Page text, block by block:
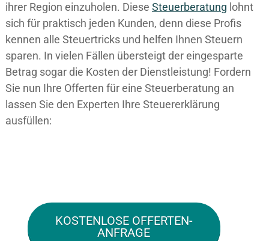
ihrer Region einzuholen. Diese Steuerberatung lohnt
sich für praktisch jeden Kunden, denn diese Profis
kennen alle Steuertricks und helfen Ihnen Steuern
sparen. In vielen Fällen übersteigt der eingesparte
Betrag sogar die Kosten der Dienstleistung! Fordern
Sie nun Ihre Offerten für eine Steuerberatung an
lassen Sie den Experten Ihre Steuererklärung
ausfüllen:
KOSTENLOSE OFFERTEN-
ANFRAGE